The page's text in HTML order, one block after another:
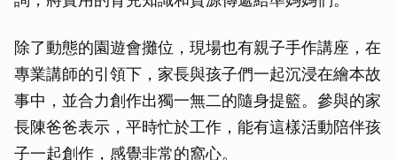
除了動態的園遊會攤位，現場也有親子手作講座，在
專業講師的引領下，家長與孩子們一起沉浸在繪本故
事中，並合力創作出獨一無二的隨身提籃。參與的家
長陳爸爸表示，平時忙於工作，能有這樣活動陪伴孩
子一起創作，感覺非常的窩心。